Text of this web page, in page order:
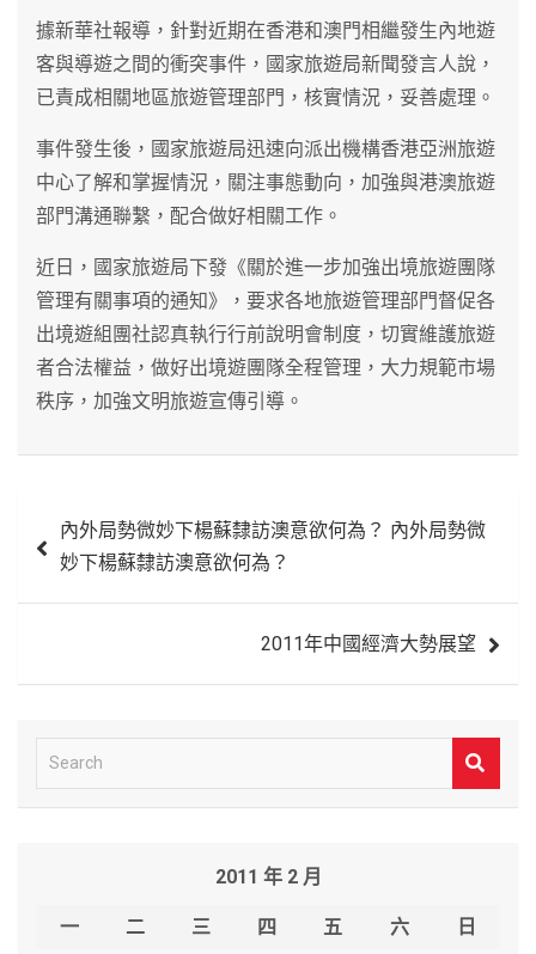
據新華社報導，針對近期在香港和澳門相繼發生內地遊
客與導遊之間的衝突事件，國家旅遊局新聞發言人說，
已責成相關地區旅遊管理部門，核實情況，妥善處理。
事件發生後，國家旅遊局迅速向派出機構香港亞洲旅遊
中心了解和掌握情況，關注事態動向，加強與港澳旅遊
部門溝通聯繫，配合做好相關工作。
近日，國家旅遊局下發《關於進一步加強出境旅遊團隊
管理有關事項的通知》，要求各地旅遊管理部門督促各
出境遊組團社認真執行行前說明會制度，切實維護旅遊
者合法權益，做好出境遊團隊全程管理，大力規範市場
秩序，加強文明旅遊宣傳引導。
章
內外局勢微妙下楊蘇隸訪澳意欲何為？ 內外局勢微
妙下楊蘇隸訪澳意欲何為？
2011年中國經濟大勢展望
e
2011 年 2 月
一 二 三 四 五 六 日